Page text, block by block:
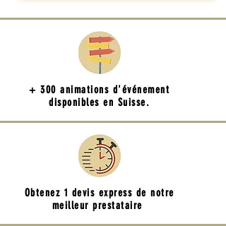
+ 300 animations d'événement
disponibles en Suisse.
Obtenez 1 devis express de notre
meilleur prestataire